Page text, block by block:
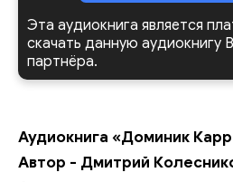
Эта аудиокнига является
скачать данную аудиокнигу
партнёра.
Аудиокнига «Доминик
Автор - Дмитрий